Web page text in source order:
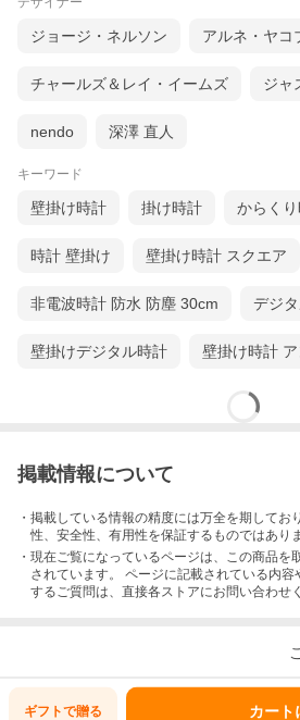
ジョージ・ネルソン アルネ・ヤコ
チャールズ＆レイ・イームズ ジャ
nendo 深澤 直人
キーワード
壁掛け時計 掛け時計 からく
時計 壁掛け 壁掛け時計 スクエア
非電波時計 防水 防塵 30cm デジ
壁掛けデジタル時計 壁掛け時計
掲載情報について
・掲載している情報の精度には万全を期してお
性、安全性、有用性を保証するものではあり
・現在ご覧になっているページは、この商品を
されています。 ページに記載されている内容
するご質問は、直接各ストアにお問い合わせ
ギフトで贈る カート